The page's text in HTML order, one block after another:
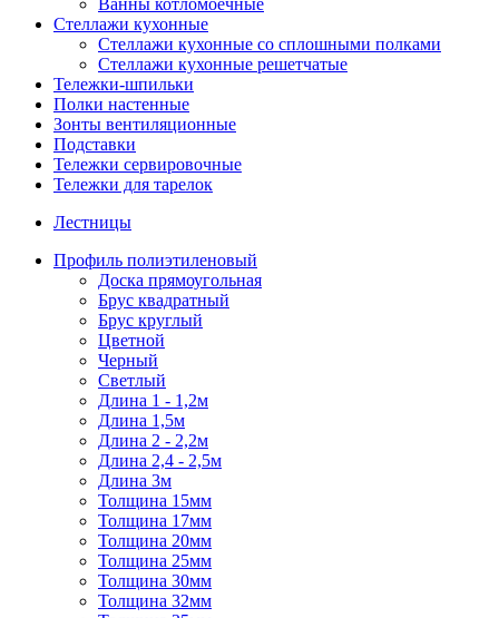
Ванны котломоечные
Стеллажи кухонные
Стеллажи кухонные со сплошными полками
Стеллажи кухонные решетчатые
Тележки-шпильки
Полки настенные
Зонты вентиляционные
Подставки
Тележки сервировочные
Тележки для тарелок
Лестницы
Профиль полиэтиленовый
Доска прямоугольная
Брус квадратный
Брус круглый
Цветной
Черный
Светлый
Длина 1 - 1,2м
Длина 1,5м
Длина 2 - 2,2м
Длина 2,4 - 2,5м
Длина 3м
Толщина 15мм
Толщина 17мм
Толщина 20мм
Толщина 25мм
Толщина 30мм
Толщина 32мм